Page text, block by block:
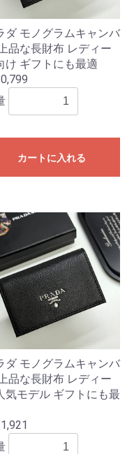
ダ モノグラムキャンバ
品な長財布 レディー
け ギフトにも最適
カートに入れる
ダ モノグラムキャンバ
品な長財布 レディー
気モデル ギフトにも最